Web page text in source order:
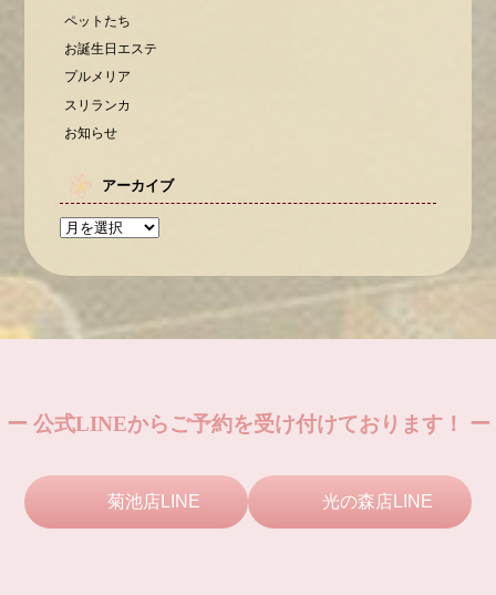
ペットたち
お誕生日エステ
プルメリア
スリランカ
お知らせ
アーカイブ
ー 公式LINEからご予約を受け付けております！ ー
菊池店LINE 光の森店LINE